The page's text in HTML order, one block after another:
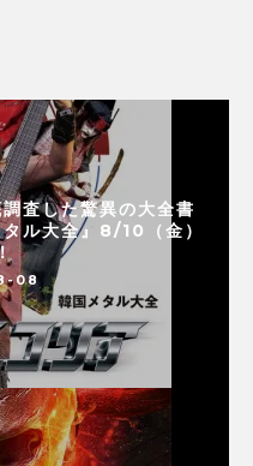
査した驚異の大全書
ル大全』8/10（金）
08